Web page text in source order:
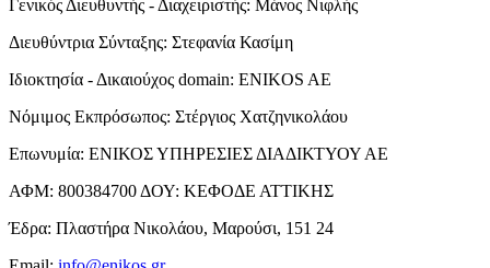
Γενικός Διευθυντής - Διαχειριστής: Μάνος Νιφλής
Διευθύντρια Σύνταξης: Στεφανία Κασίμη
Ιδιοκτησία - Δικαιούχος domain: ENIKOS AE
Νόμιμος Εκπρόσωπος: Στέργιος Χατζηνικολάου
Επωνυμία: ΕΝΙΚΟΣ ΥΠΗΡΕΣΙΕΣ ΔΙΑΔΙΚΤΥΟΥ ΑΕ
ΑΦΜ: 800384700 ΔΟΥ: ΚΕΦΟΔΕ ΑΤΤΙΚΗΣ
Έδρα: Πλαστήρα Νικολάου, Μαρούσι, 151 24